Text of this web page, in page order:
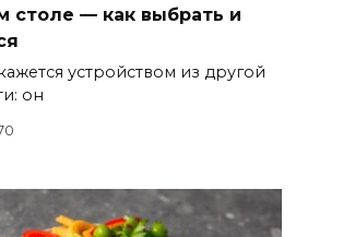
столе — как выбрать и
устройством из другой
он